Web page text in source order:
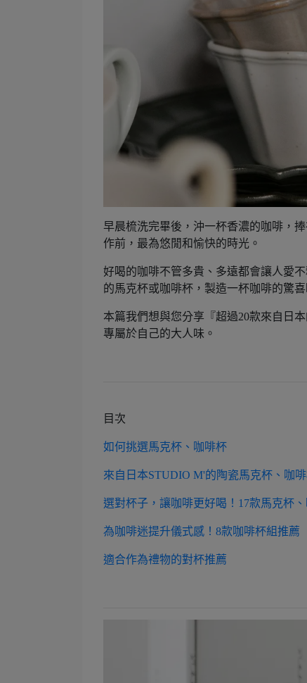
早晨梳洗完畢後，沖一杯香濃的咖啡，
作前，最為悠閒和愉快的時光。
好喝的咖啡不管多貴、多遠都會讓人愛
的馬克杯或咖啡杯，製造一杯咖啡的驚喜
本篇我們想與您分享『超過20款來自日
專屬於自己的大人味。
目次
如何挑選馬克杯、咖啡杯
來自日本STUDIO M'的陶瓷馬克杯、咖
選對杯子，讓咖啡更好喝！17款馬克杯
為咖啡迷提升儀式感！8款咖啡杯組推薦
適合作為禮物的對杯推薦